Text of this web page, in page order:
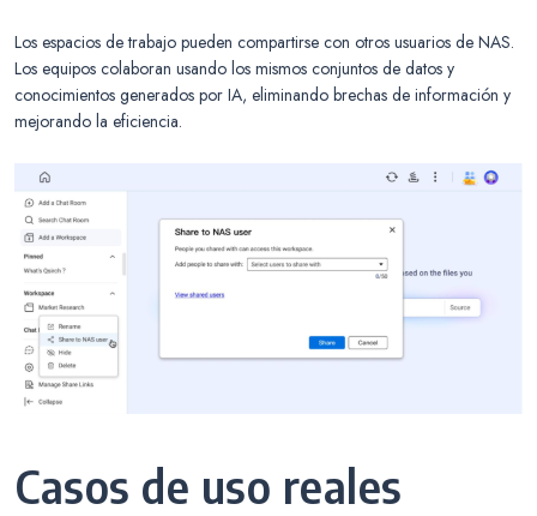
Los espacios de trabajo pueden compartirse con otros usuarios de NAS.
Los equipos colaboran usando los mismos conjuntos de datos y
conocimientos generados por IA, eliminando brechas de información y
mejorando la eficiencia.
Casos de uso reales